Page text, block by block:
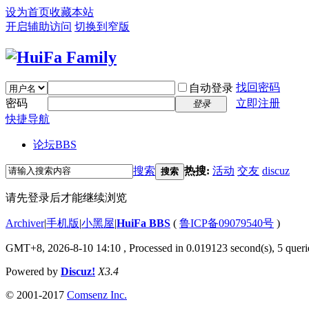
设为首页收藏本站
开启辅助访问 切换到窄版
自动登录 找回密码
密码
登录
立即注册
快捷导航
论坛BBS
搜索 搜索 热搜: 活动 交友 discuz
请先登录后才能继续浏览
Archiver|手机版|小黑屋|HuiFa BBS ( 鲁ICP备09079540号 )
GMT+8, 2026-8-10 14:10 , Processed in 0.019123 second(s), 5
Powered by Discuz! X3.4
© 2001-2017 Comsenz Inc.